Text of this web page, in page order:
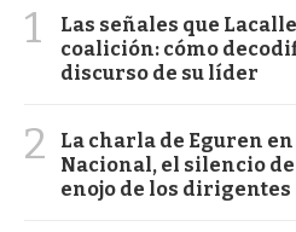
1
Las señales que
coalición: cómo
discurso de su líder
2
La charla de Eguren
Nacional, el silencio
enojo de los dirigentes